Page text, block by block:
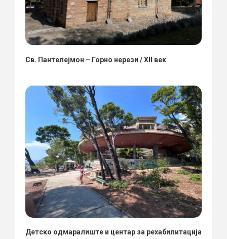
Св. Пантелејмон – Горно нерези / XII век
Детско одмаралиште и центар за рехабилитација